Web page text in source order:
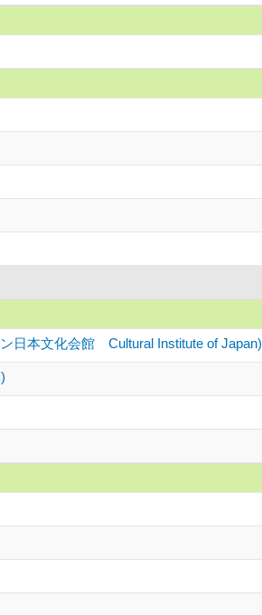
日本文化会館 Cultural Institute of Japan)